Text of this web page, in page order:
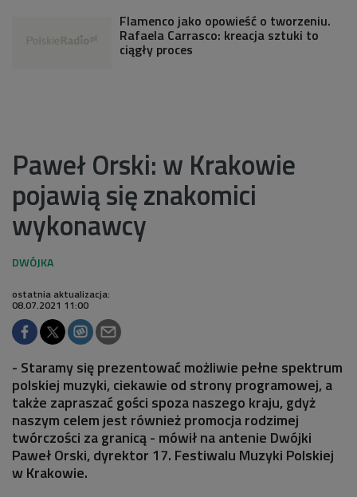
Flamenco jako opowieść o tworzeniu.
Rafaela Carrasco: kreacja sztuki to
ciągły proces
Paweł Orski: w Krakowie
pojawią się znakomici
wykonawcy
ostatnia aktualizacja:
08.07.2021 11:00
- Staramy się prezentować możliwie pełne spektrum
polskiej muzyki, ciekawie od strony programowej, a
także zapraszać gości spoza naszego kraju, gdyż
naszym celem jest również promocja rodzimej
twórczości za granicą - mówił na antenie Dwójki
Paweł Orski, dyrektor 17. Festiwalu Muzyki Polskiej
w Krakowie.